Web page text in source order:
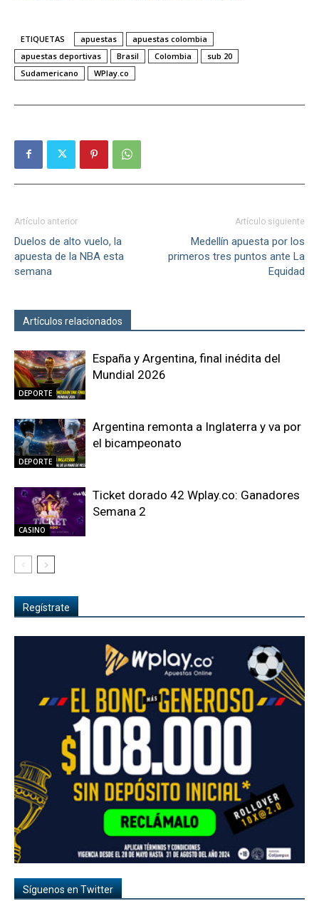
ETIQUETAS apuestas
apuestas colombia
apuestas deportivas
Brasil Colombia
sub 20
Sudamericano
WPlay.co
Artículo anterior
Duelos de alto vuelo, la
apuesta de la NBA esta
semana
Artículo siguiente
Medellín apuesta por los
primeros tres puntos ante La
Equidad
Artículos relacionados
DEPORTE
España y Argentina, final inédita del
Mundial 2026
DEPORTE
Argentina remonta a Inglaterra y va por
el bicampeonato
CASINO
Ticket dorado 42 Wplay.co: Ganadores
Semana 2
Regístrate
Síguenos en Twitter